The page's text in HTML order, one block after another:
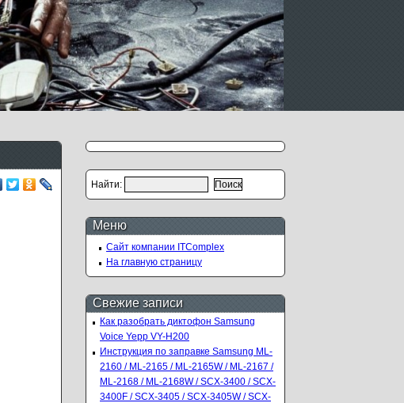
Найти:
Меню
Сайт компании ITComplex
На главную страницу
Свежие записи
Как разобрать диктофон Samsung
Voice Yepp VY-H200
Инструкция по заправке Samsung ML-
2160 / ML-2165 / ML-2165W / ML-2167 /
ML-2168 / ML-2168W / SCX-3400 / SCX-
3400F / SCX-3405 / SCX-3405W / SCX-